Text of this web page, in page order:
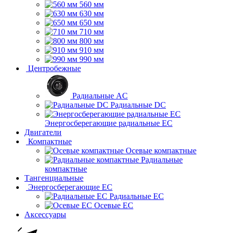
560 мм
630 мм
650 мм
710 мм
800 мм
910 мм
990 мм
Центробежные
Радиальные AC
Радиальные DC
Энергосберегающие радиальные EC
Двигатели
Компактные
Осевые компактные
Радиальные
компактные
Тангенциальные
Энергосберегающие EC
Радиальные EC
Осевые EC
Аксессуары